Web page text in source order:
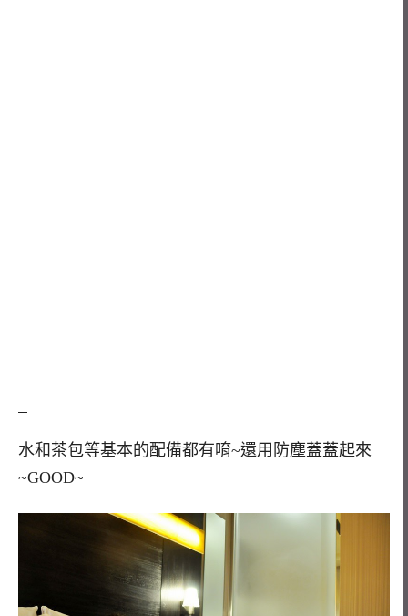
水和茶包等基本的配備都有唷~還用防塵蓋蓋起來
~GOOD~